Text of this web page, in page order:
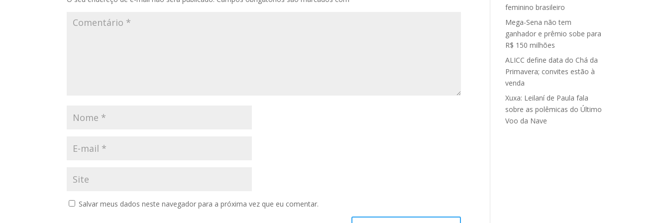
Salvar meus dados neste navegador para a próxima vez que eu comentar.
feminino brasileiro
Mega-Sena não tem
ganhador e prêmio sobe para
R$ 150 milhões
ALICC define data do Chá da
Primavera; convites estão à
venda
Xuxa: Leilaní de Paula fala
sobre as polêmicas do Último
Voo da Nave